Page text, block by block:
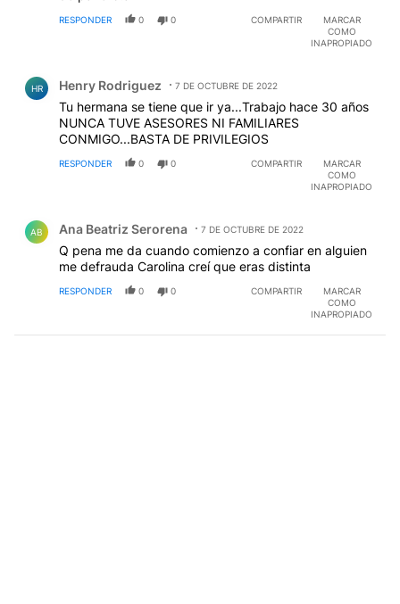
RESPONDER 0 0 COMPARTIR
MARCAR
COMO
INAPROPIADO
HR Henry Rodriguez 7 DE OCTUBRE DE 2022
Tu hermana se tiene que ir ya...Trabajo hace 30 años
NUNCA TUVE ASESORES NI FAMILIARES
CONMIGO...BASTA DE PRIVILEGIOS
RESPONDER 0 0 COMPARTIR
MARCAR
COMO
INAPROPIADO
AB Ana Beatriz Serorena 7 DE OCTUBRE DE 2022
Q pena me da cuando comienzo a confiar en alguien
me defrauda Carolina creí que eras distinta
RESPONDER 0 0 COMPARTIR
MARCAR
COMO
INAPROPIADO